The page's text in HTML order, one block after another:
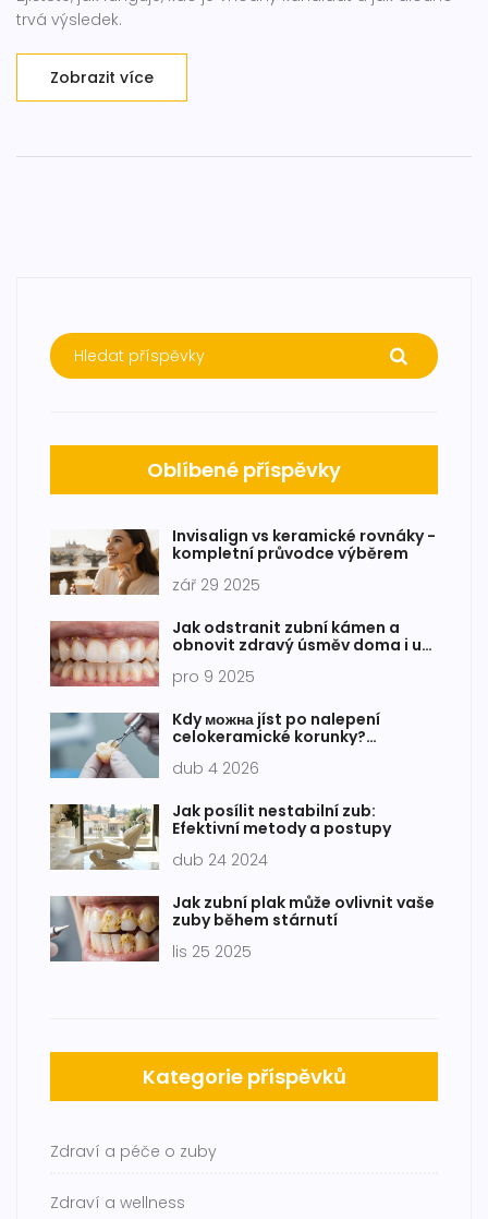
trvá výsledek.
Zobrazit více
Oblíbené příspěvky
Invisalign vs keramické rovnáky -
kompletní průvodce výběrem
zář 29 2025
Jak odstranit zubní kámen a
obnovit zdravý úsměv doma i u
pro 9 2025
Kdy можна jíst po nalepení
celokeramické korunky?
dub 4 2026
Jak posílit nestabilní zub:
Efektivní metody a postupy
dub 24 2024
Jak zubní plak může ovlivnit vaše
zuby během stárnutí
lis 25 2025
Kategorie příspěvků
Zdraví a péče o zuby
Zdraví a wellness